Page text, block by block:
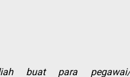
buat para